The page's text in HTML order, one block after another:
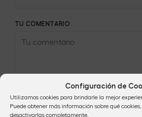
Configuración de
Utilizamos cookies para brindarle la mejor
Puede obtener más información sobre qué
desactivarlas completamente.
TU COMENTARIO